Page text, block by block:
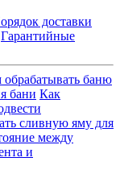
доставки
Гарантийные
баню
бани Как
сливную яму для
между
и